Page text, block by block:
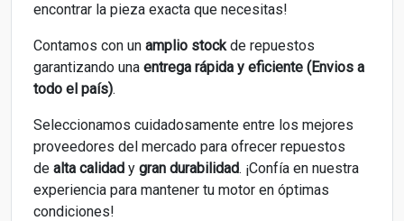
encontrar la pieza exacta que necesitas!
Contamos con un amplio stockde repuestos
garantizando una entrega rápida y eficiente (Envios a
todo el país).
Seleccionamos cuidadosamente entre los mejores
proveedores del mercado para ofrecer repuestos
de alta calidad y gran durabilidad. ¡Confía en nuestra
experiencia para mantener tu motor en óptimas
condiciones!